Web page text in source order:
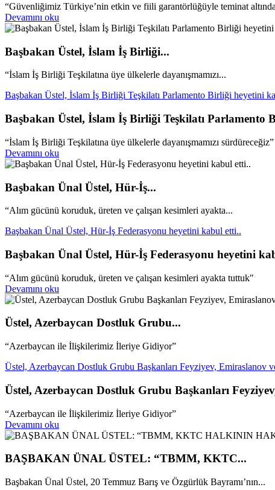
“Güvenliğimiz Türkiye’nin etkin ve fiili garantörlüğüyle teminat
Devamını oku
Başbakan Üstel, İslam İş Birliği...
“İslam İş Birliği Teşkilatına üye ülkelerle dayanışmamızı...
Başbakan Üstel, İslam İş Birliği Teşkilatı Parlamento Birliği heyetini
Başbakan Üstel, İslam İş Birliği Teşkilatı Parlamento
“İslam İş Birliği Teşkilatına üye ülkelerle dayanışmamızı sürdüreceğiz”
Devamını oku
Başbakan Ünal Üstel, Hür-İş...
“Alım gücünü koruduk, üreten ve çalışan kesimleri ayakta...
Başbakan Ünal Üstel, Hür-İş Federasyonu heyetini kabul etti..
Başbakan Ünal Üstel, Hür-İş Federasyonu heyetini
“Alım gücünü koruduk, üreten ve çalışan kesimleri ayakta tuttuk"
Devamını oku
Üstel, Azerbaycan Dostluk Grubu...
“Azerbaycan ile İlişkilerimiz İleriye Gidiyor”
Üstel, Azerbaycan Dostluk Grubu Başkanları Feyziyev, Emiraslanov
Üstel, Azerbaycan Dostluk Grubu Başkanları
“Azerbaycan ile İlişkilerimiz İleriye Gidiyor”
Devamını oku
BAŞBAKAN ÜNAL ÜSTEL: “TBMM, KKTC...
Başbakan Ünal Üstel, 20 Temmuz Barış ve Özgürlük Bayramı’nın...